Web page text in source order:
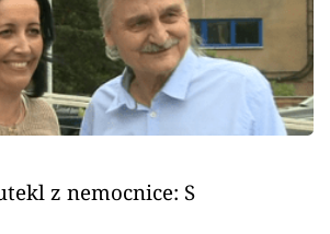
z nemocnice: S